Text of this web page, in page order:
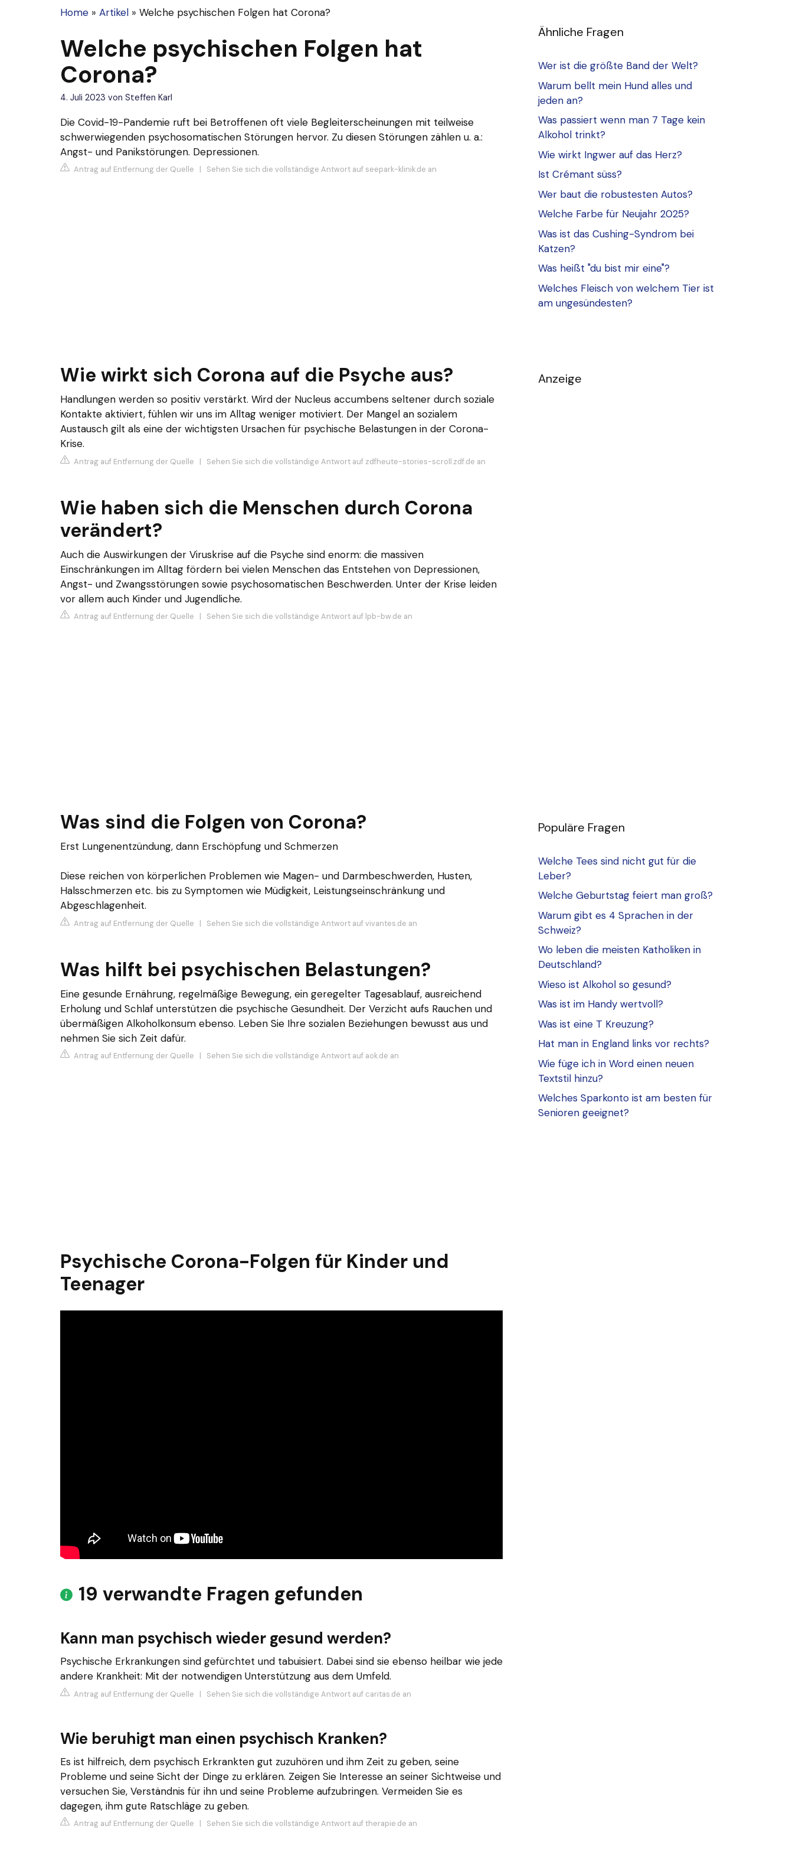
Home » Artikel » Welche psychischen Folgen hat Corona?
Welche psychischen Folgen hat
Corona?
4. Juli 2023 von Steffen Karl
Die Covid-19-Pandemie ruft bei Betroffenen oft viele Begleiterscheinungen mit teilweise
schwerwiegenden psychosomatischen Störungen hervor. Zu diesen Störungen zählen u. a.:
Angst- und Panikstörungen. Depressionen.
Antrag auf Entfernung der Quelle | Sehen Sie sich die vollständige Antwort auf seepark-klinik.de an
Wie wirkt sich Corona auf die Psyche aus?
Handlungen werden so positiv verstärkt. Wird der Nucleus accumbens seltener durch soziale
Kontakte aktiviert, fühlen wir uns im Alltag weniger motiviert. Der Mangel an sozialem
Austausch gilt als eine der wichtigsten Ursachen für psychische Belastungen in der Corona-
Krise.
Antrag auf Entfernung der Quelle | Sehen Sie sich die vollständige Antwort auf zdfheute-stories-scroll.zdf.de an
Wie haben sich die Menschen durch Corona
verändert?
Auch die Auswirkungen der Viruskrise auf die Psyche sind enorm: die massiven
Einschränkungen im Alltag fördern bei vielen Menschen das Entstehen von Depressionen,
Angst- und Zwangsstörungen sowie psychosomatischen Beschwerden. Unter der Krise leiden
vor allem auch Kinder und Jugendliche.
Antrag auf Entfernung der Quelle | Sehen Sie sich die vollständige Antwort auf lpb-bw.de an
Was sind die Folgen von Corona?
Erst Lungenentzündung, dann Erschöpfung und Schmerzen
Diese reichen von körperlichen Problemen wie Magen- und Darmbeschwerden, Husten,
Halsschmerzen etc. bis zu Symptomen wie Müdigkeit, Leistungseinschränkung und
Abgeschlagenheit.
Antrag auf Entfernung der Quelle | Sehen Sie sich die vollständige Antwort auf vivantes.de an
Was hilft bei psychischen Belastungen?
Eine gesunde Ernährung, regelmäßige Bewegung, ein geregelter Tagesablauf, ausreichend
Erholung und Schlaf unterstützen die psychische Gesundheit. Der Verzicht aufs Rauchen und
übermäßigen Alkoholkonsum ebenso. Leben Sie Ihre sozialen Beziehungen bewusst aus und
nehmen Sie sich Zeit dafür.
Antrag auf Entfernung der Quelle | Sehen Sie sich die vollständige Antwort auf aok.de an
Psychische Corona-Folgen für Kinder und
Teenager
19 verwandte Fragen gefunden
Kann man psychisch wieder gesund werden?
Psychische Erkrankungen sind gefürchtet und tabuisiert. Dabei sind sie ebenso heilbar wie jede
andere Krankheit: Mit der notwendigen Unterstützung aus dem Umfeld.
Antrag auf Entfernung der Quelle | Sehen Sie sich die vollständige Antwort auf caritas.de an
Wie beruhigt man einen psychisch Kranken?
Es ist hilfreich, dem psychisch Erkrankten gut zuzuhören und ihm Zeit zu geben, seine
Probleme und seine Sicht der Dinge zu erklären. Zeigen Sie Interesse an seiner Sichtweise und
versuchen Sie, Verständnis für ihn und seine Probleme aufzubringen. Vermeiden Sie es
dagegen, ihm gute Ratschläge zu geben.
Antrag auf Entfernung der Quelle Sehen Sie sich die vollständige Antwort auf therapie.de an
Ähnliche Fragen
Wer ist die größte Band der Welt?
Warum bellt mein Hund alles und
jeden an?
Was passiert wenn man 7 Tage kein
Alkohol trinkt?
Wie wirkt Ingwer auf das Herz?
Ist Crémant süss?
Wer baut die robustesten Autos?
Welche Farbe für Neujahr 2025?
Was ist das Cushing-Syndrom bei
Katzen?
Was heißt "du bist mir eine"?
Welches Fleisch von welchem Tier ist
am ungesündesten?
Anzeige
Populäre Fragen
Welche Tees sind nicht gut für die
Leber?
Welche Geburtstag feiert man groß?
Warum gibt es 4 Sprachen in der
Schweiz?
Wo leben die meisten Katholiken in
Deutschland?
Wieso ist Alkohol so gesund?
Was ist im Handy wertvoll?
Was ist eine T Kreuzung?
Hat man in England links vor rechts?
Wie füge ich in Word einen neuen
Textstil hinzu?
Welches Sparkonto ist am besten für
Senioren geeignet?